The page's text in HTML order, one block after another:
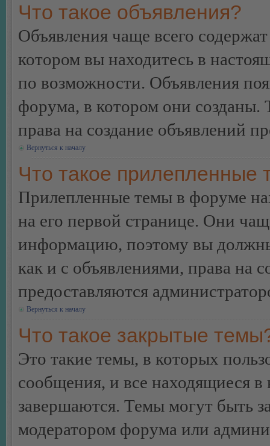
Что такое объявления?
Объявления чаще всего
котором вы находитесь в
по возможности. Объявления
форума, в котором они
права на создание объявлений
Вернуться к началу
Что такое прилепленные
Прилепленные темы в форуме
на его первой странице. Они
информацию, поэтому вы
как и с объявлениями, права на
предоставляются
Вернуться к началу
Что такое закрытые
Это такие темы, в которых
сообщения, и все находящиеся
завершаются. Темы могут быть
модератором форума или